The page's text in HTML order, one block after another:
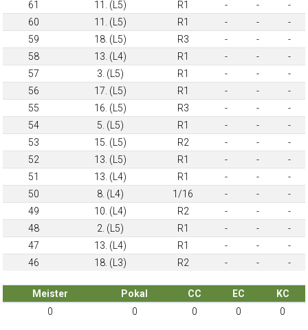
61
11. (L5) R1 - -
-
60
11. (L5) R1 - -
-
59
18. (L5) R3 - -
-
58
13. (L4) R1 - -
-
57
3. (L5) R1 - -
-
56
17. (L5) R1 - -
-
55
16. (L5) R3 - -
-
54
5. (L5) R1 - -
-
53
15. (L5) R2 - -
-
52
13. (L5) R1 - -
-
51
13. (L4) R1 - -
-
50
8. (L4) 1/16 - -
-
49
10. (L4) R2 - -
-
48
2. (L5) R1 - -
-
47
13. (L4) R1 - -
-
46
18. (L3) R2 - - -
Meister Pokal CC EC
KC
0
0 0 0 0